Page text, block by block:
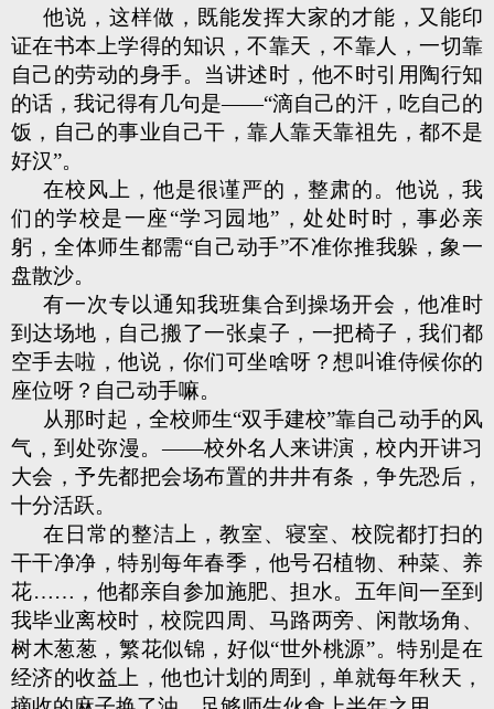
他说，这样做，既能发挥大家的才能，又能印
证在书本上学得的知识，不靠天，不靠人，一切靠
自己的劳动的身手。当讲述时，他不时引用陶行知
的话，我记得有几句是——“滴自己的汗，吃自己的
饭，自己的事业自己干，靠人靠天靠祖先，都不是
好汉”。
在校风上，他是很谨严的，整肃的。他说，我
们的学校是一座“学习园地”，处处时时，事必亲
躬，全体师生都需“自己动手”不准你推我躲，象一
盘散沙。
有一次专以通知我班集合到操场开会，他准时
到达场地，自己搬了一张桌子，一把椅子，我们都
空手去啦，他说，你们可坐啥呀？想叫谁侍候你的
座位呀？自己动手嘛。
从那时起，全校师生“双手建校”靠自己动手的风
气，到处弥漫。——校外名人来讲演，校内开讲习
大会，予先都把会场布置的井井有条，争先恐后，
十分活跃。
在日常的整洁上，教室、寝室、校院都打扫的
干干净净，特别每年春季，他号召植物、种菜、养
花……，他都亲自参加施肥、担水。五年间一至到
我毕业离校时，校院四周、马路两旁、闲散场角、
树木葱葱，繁花似锦，好似“世外桃源”。特别是在
经济的收益上，他也计划的周到，单就每年秋天，